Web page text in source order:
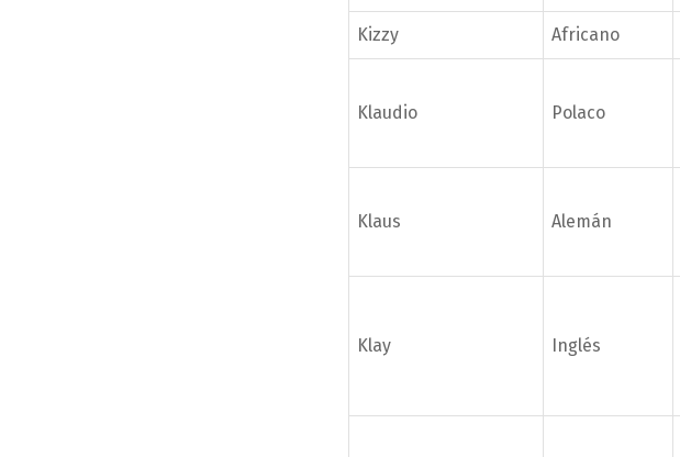
Kizzy Africano
Klaudio Polaco
Klaus Alemán
Klay Inglés